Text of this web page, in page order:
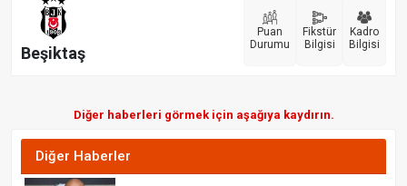
Beşiktaş
Puan
Durumu
Fikstür
Bilgisi
Kadro
Bilgisi
Diğer haberleri görmek için aşağıya kaydırın.
Diğer Haberler